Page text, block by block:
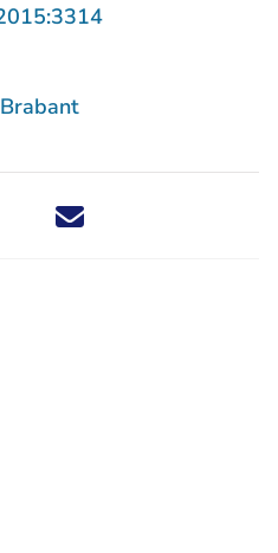
- U verlaat
Deel dit nieuwsbericht via X -
Deel dit nieuwsbericht via
Deel dit nieuwsbericht
Deel dit